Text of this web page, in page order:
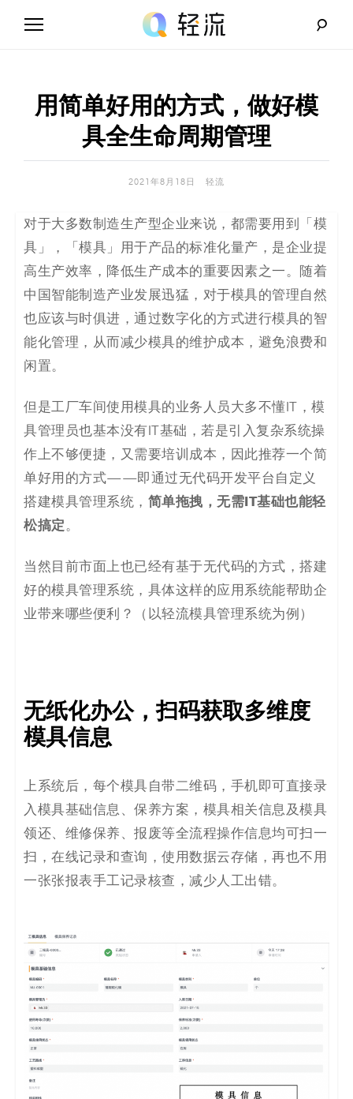
流
_
A
无
代
码
解
方
案
_
低
码
_
代
码
例
白
皮
用简单好用的方式，做好模
具全生命周期管理
2021年8月18日 轻流
对于大多数制造生产型企业来说，都需要用到「模
具」，
「模具」用于产品的标准化量产，是企业提
高生产效率，降低生产成本的重要因素之一。随着
中国智能制造产业发展迅猛，对于模具的管理自然
也应该与时俱进，通过数字化的方式进行模具的智
能化管理，从而减少模具的维护成本，避免浪费和
闲置。
但是工厂车间使用模具的业务人员大多不懂IT，模
具管理员也基本没有IT基础，若是引入复杂系统操
作上不够便捷，又需要培训成本，因此推荐一个简
单好用的方式——即通过无代码开发平台自定义
搭建模具管理系统， 简单拖拽，无需IT基础也能轻
松搞定。
当然目前市面上也已经有基于无代码的方式，搭建
好的模具管理系统，具体这样的应用系统能帮助企
业带来哪些便利？（以轻流模具管理系统为例）
无纸化办公，扫码获取多维度
模具信息
上系统后， 每个模具自带二维码， 手机即可直接录
入模具基础信息、保养方案，模具相关信息及模具
领还、维修保养、报废等全流程操作信息均可扫一
扫，在线记录和查询，使用数据云存储，再也不用
一张张报表手工记录核查，减少人工出错。